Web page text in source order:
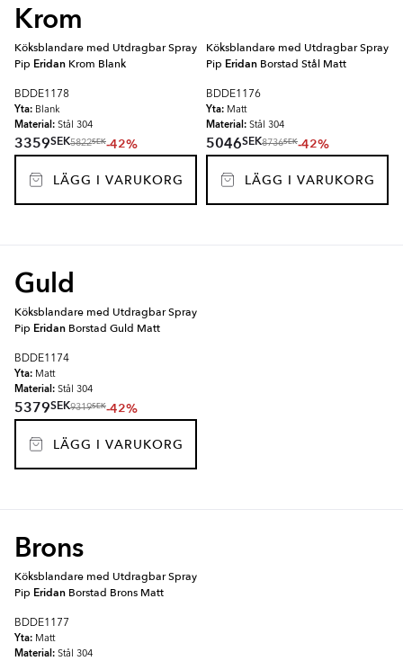
Krom
Köksblandare med Utdragbar Spray
Pip Eridan Krom Blank
BDDE1178
Yta: Blank
Material: Stål 304
3359SEK5822SEK-42%
LÄGG I VARUKORG
Köksblandare med Utdragbar Spray
Pip Eridan Borstad Stål Matt
BDDE1176
Yta: Matt
Material: Stål 304
5046SEK8736SEK-42%
LÄGG I VARUKORG
Guld
Köksblandare med Utdragbar Spray
Pip Eridan Borstad Guld Matt
BDDE1174
Yta: Matt
Material: Stål 304
5379SEK9319SEK-42%
LÄGG I VARUKORG
Brons
Köksblandare med Utdragbar Spray
Pip Eridan Borstad Brons Matt
BDDE1177
Yta: Matt
Material: Stål 304